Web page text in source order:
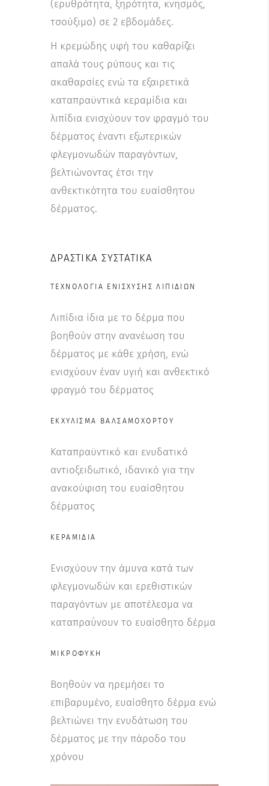
(ερυθρότητα, ξηρότητα, κνησμός,
τσούξιμο) σε 2 εβδομάδες.
Η κρεμώδης υφή του καθαρίζει
απαλά τους ρύπους και τις
ακαθαρσίες ενώ τα εξαιρετικά
καταπραϋντικά κεραμίδια και
λιπίδια ενισχύουν τον φραγμό του
δέρματος έναντι εξωτερικών
φλεγμονωδών παραγόντων,
βελτιώνοντας έτσι την
ανθεκτικότητα του ευαίσθητου
δέρματος.
ΔΡΑΣΤΙΚΆ ΣΥΣΤΑΤΙΚΆ
ΤΕΧΝΟΛΟΓΊΑ ΕΝΊΣΧΥΣΗΣ ΛΙΠΙΔΊΩΝ
Λιπίδια ίδια με το δέρμα που
βοηθούν στην ανανέωση του
δέρματος με κάθε χρήση, ενώ
ενισχύουν έναν υγιή και ανθεκτικό
φραγμό του δέρματος
ΕΚΧΎΛΙΣΜΑ ΒΑΛΣΑΜΌΧΟΡΤΟΥ
Καταπραϋντικό και ενυδατικό
αντιοξειδωτικό, ιδανικό για την
ανακούφιση του ευαίσθητου
δέρματος
ΚΕΡΑΜΊΔΙΑ
Ενισχύουν την άμυνα κατά των
φλεγμονωδών και ερεθιστικών
παραγόντων με αποτέλεσμα να
καταπραΰνουν το ευαίσθητο δέρμα
ΜΙΚΡΟΦΎΚΗ
Βοηθούν να ηρεμήσει το
επιβαρυμένο, ευαίσθητο δέρμα ενώ
βελτιώνει την ενυδάτωση του
δέρματος με την πάροδο του
χρόνου